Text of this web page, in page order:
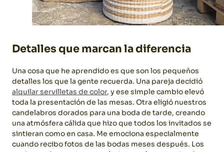
Detalles que marcan la diferencia
Una cosa que he aprendido es que son los pequeños
detalles los que la gente recuerda. Una pareja decidió
alquilar servilletas de color, y ese simple cambio elevó
toda la presentación de las mesas. Otra eligió nuestros
candelabros dorados para una boda de tarde, creando
una atmósfera cálida que hizo que todos los invitados se
sintieran como en casa. Me emociona especialmente
cuando recibo fotos de las bodas meses después. Los